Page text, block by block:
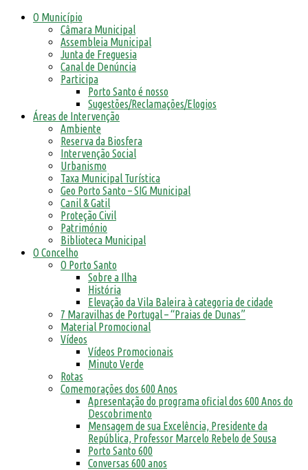
O Município
Câmara Municipal
Assembleia Municipal
Junta de Freguesia
Canal de Denúncia
Participa
Porto Santo é nosso
Sugestões/Reclamações/Elogios
Áreas de Intervenção
Ambiente
Reserva da Biosfera
Intervenção Social
Urbanismo
Taxa Municipal Turística
Geo Porto Santo – SIG Municipal
Canil & Gatil
Proteção Civil
Património
Biblioteca Municipal
O Concelho
O Porto Santo
Sobre a Ilha
História
Elevação da Vila Baleira à categoria de cidade
7 Maravilhas de Portugal – “Praias de Dunas”
Material Promocional
Vídeos
Vídeos Promocionais
Minuto Verde
Rotas
Comemorações dos 600 Anos
Apresentação do programa oficial dos 600 Anos do
Descobrimento
Mensagem de sua Excelência, Presidente da
República, Professor Marcelo Rebelo de Sousa
Porto Santo 600
Conversas 600 anos